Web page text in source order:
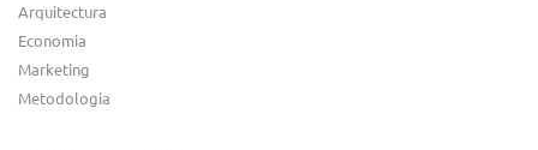
Arquitectura
Economia
Marketing
Metodologia